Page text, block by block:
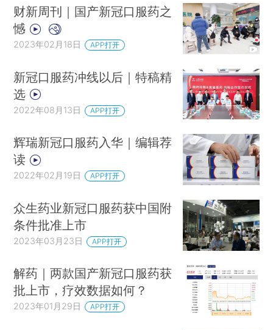
财新周刊｜国产新冠口服药之
憾
2023年02月18日 APP打开
新冠口服药冲线以后｜特稿精
选
2022年08月13日 APP打开
辉瑞新冠口服药入华｜编辑荐
读
2022年02月19日 APP打开
众生药业新冠口服药获中国附
条件批准上市
2023年03月23日 APP打开
解药｜两款国产新冠口服药获
批上市，疗效数据如何？
2023年01月29日 APP打开